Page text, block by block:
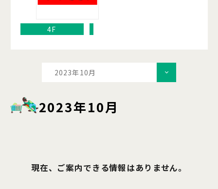
4F
2023年10月
2023年10月
現在、ご案内できる情報はありません。